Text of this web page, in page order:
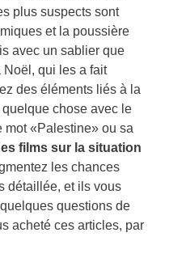
plus suspects sont
et la poussière
avec un sablier que
qui les a fait
des éléments liés à la
chose avec le
mot «Palestine» ou sa
films sur la situation
les chances
détaillée, et ils vous
questions de
acheté ces articles, par